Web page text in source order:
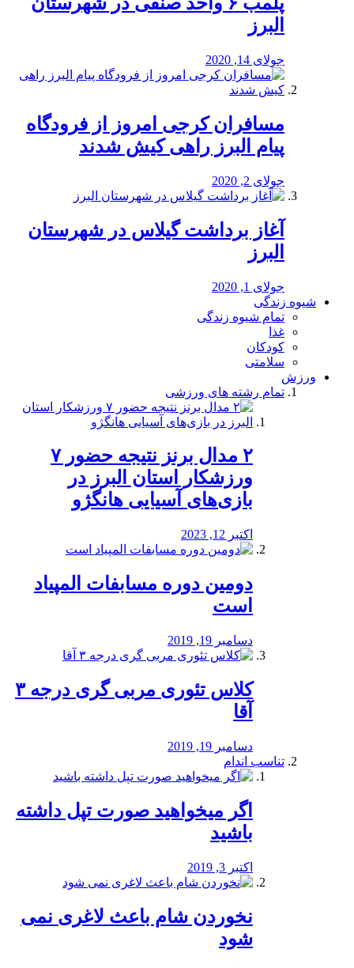
البرز
جولای 14, 2020
مسافران کرجی امروز از فرودگاه
پیام البرز راهی کیش شدند
جولای 2, 2020
آغاز برداشت گیلاس در شهرستان
البرز
جولای 1, 2020
شیوه زندگی
تمام شیوه زندگی
غذا
کودکان
سلامتی
ورزش
تمام رشته های ورزشی
۲ مدال برنز نتیجه حضور ۷
ورزشکار استان البرز در
بازی‌های آسیایی هانگژو
اکتبر 12, 2023
دومین دوره مسابفات المپیاد
است
دسامبر 19, 2019
کلاس تئوری مربی گری درجه ۳
آقا
دسامبر 19, 2019
تناسب اندام
اگر میخواهید صورت تپل داشته
باشید
اکتبر 3, 2019
نخوردن شام باعث لاغری نمی
‌شود